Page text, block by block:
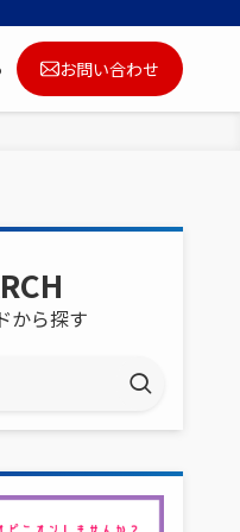
お問い合わせ
から探す